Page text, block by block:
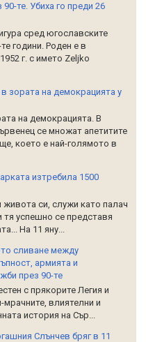
те. Убиха го преди 26
сред югославските
години. Роден е в
г. с името Zeljko
зората на демокрацията у
на демокрацията. В
се множат апетитите
което е най-голямото в
изтребила 1500
живота си, служи като палач
тя успешно се представя
На 11 яну...
сливане между
армията и
през 90-те
с прякорите Легия и
мрачните, влиятелни и
история на Сър...
Слънчев бряг в 11